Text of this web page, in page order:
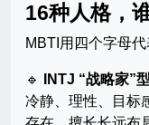
16种人格，
MBTI用四个字母
🔹
INTJ “战略家”型
冷静、理性、目标